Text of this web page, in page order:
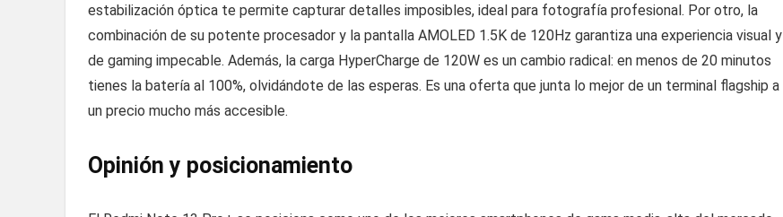
estabilización óptica te permite capturar detalles imposibles, ideal para fotografía profesional. Por otro, la
combinación de su potente procesador y la pantalla AMOLED 1.5K de 120Hz garantiza una experiencia visual y
de gaming impecable. Además, la carga HyperCharge de 120W es un cambio radical: en menos de 20 minutos
tienes la batería al 100%, olvidándote de las esperas. Es una oferta que junta lo mejor de un terminal flagship a
un precio mucho más accesible.
Opinión y posicionamiento